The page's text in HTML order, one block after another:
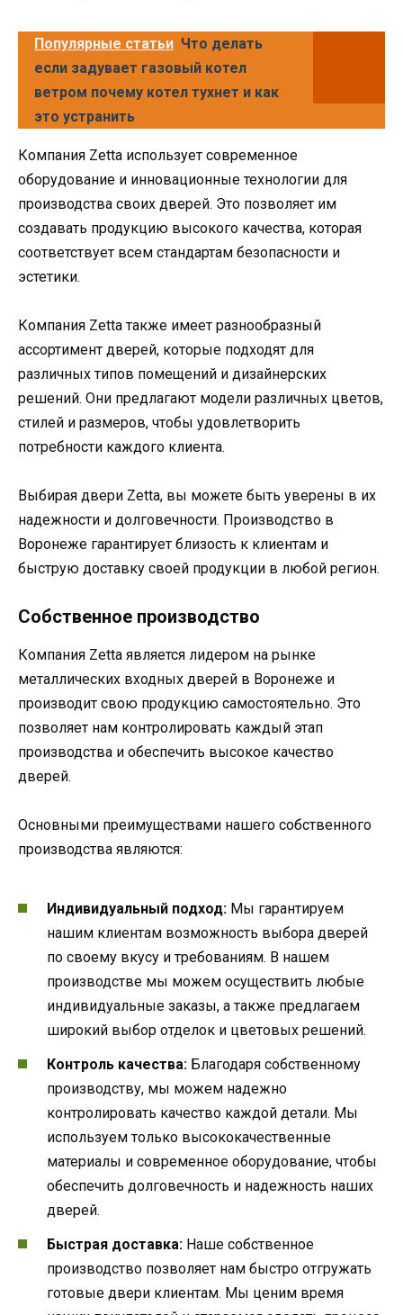
Популярные статьи Что делать
если задувает газовый котел
ветром почему котел тухнет и как
это устранить
Компания Zetta использует современное
оборудование и инновационные технологии для
производства своих дверей. Это позволяет им
создавать продукцию высокого качества, которая
соответствует всем стандартам безопасности и
эстетики.
Компания Zetta также имеет разнообразный
ассортимент дверей, которые подходят для
различных типов помещений и дизайнерских
решений. Они предлагают модели различных цветов,
стилей и размеров, чтобы удовлетворить
потребности каждого клиента.
Выбирая двери Zetta, вы можете быть уверены в их
надежности и долговечности. Производство в
Воронеже гарантирует близость к клиентам и
быструю доставку своей продукции в любой регион.
Собственное производство
Компания Zetta является лидером на рынке
металлических входных дверей в Воронеже и
производит свою продукцию самостоятельно. Это
позволяет нам контролировать каждый этап
производства и обеспечить высокое качество
дверей.
Основными преимуществами нашего собственного
производства являются:
Индивидуальный подход: Мы гарантируем
нашим клиентам возможность выбора дверей
по своему вкусу и требованиям. В нашем
производстве мы можем осуществить любые
индивидуальные заказы, а также предлагаем
широкий выбор отделок и цветовых решений.
Контроль качества: Благодаря собственному
производству, мы можем надежно
контролировать качество каждой детали. Мы
используем только высококачественные
материалы и современное оборудование, чтобы
обеспечить долговечность и надежность наших
дверей.
Быстрая доставка: Наше собственное
производство позволяет нам быстро отгружать
готовые двери клиентам. Мы ценим время